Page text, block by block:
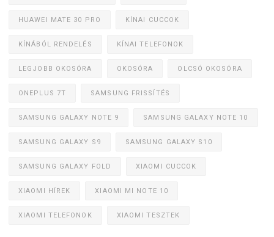
HUAWEI MATE 30 PRO KÍNAI CUCCOK
KÍNÁBÓL RENDELÉS KÍNAI TELEFONOK
LEGJOBB OKOSÓRA OKOSÓRA OLCSÓ OKOSÓRA
ONEPLUS 7T SAMSUNG FRISSÍTÉS
SAMSUNG GALAXY NOTE 9 SAMSUNG GALAXY NOTE 10
SAMSUNG GALAXY S9 SAMSUNG GALAXY S10
SAMSUNG GALAXY FOLD XIAOMI CUCCOK
XIAOMI HÍREK XIAOMI MI NOTE 10
XIAOMI TELEFONOK XIAOMI TESZTEK